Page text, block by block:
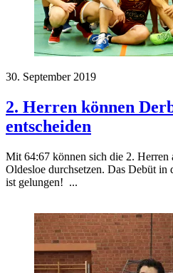
30. September 2019
2. Herren können
entscheiden
Mit 64:67 können sich die 2. Herren
Oldesloe durchsetzen. Das Debüt in
ist gelungen! ...